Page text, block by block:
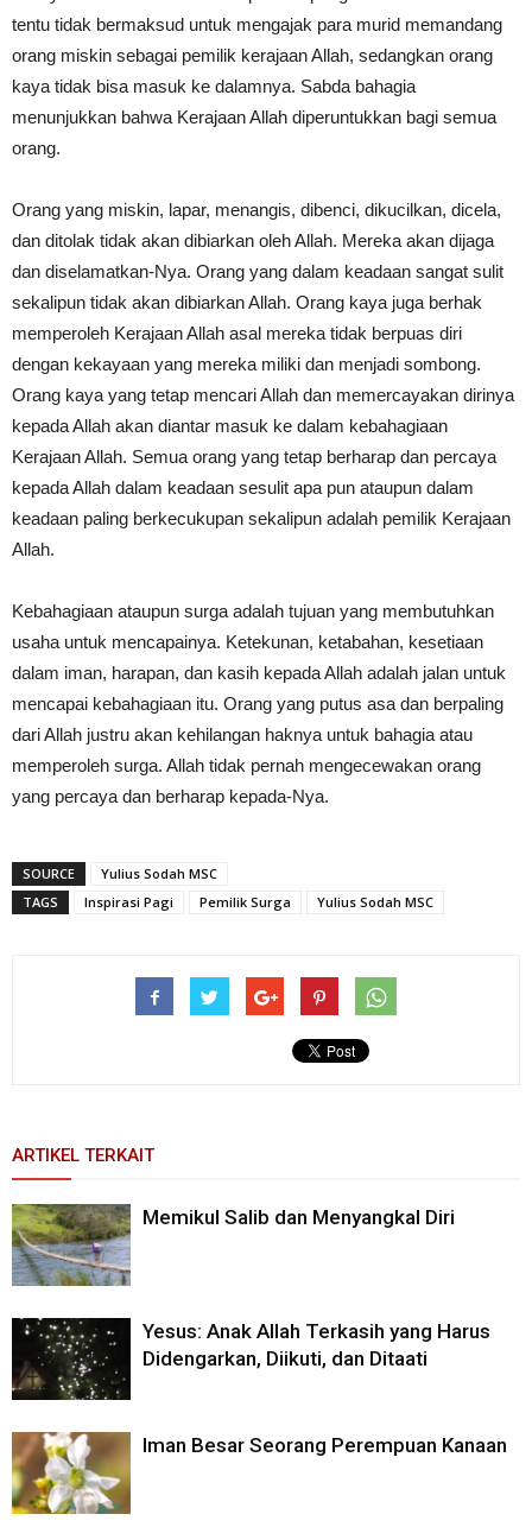
tentu tidak bermaksud untuk mengajak para murid memandang
orang miskin sebagai pemilik kerajaan Allah, sedangkan orang
kaya tidak bisa masuk ke dalamnya. Sabda bahagia
menunjukkan bahwa Kerajaan Allah diperuntukkan bagi semua
orang.
Orang yang miskin, lapar, menangis, dibenci, dikucilkan, dicela,
dan ditolak tidak akan dibiarkan oleh Allah. Mereka akan dijaga
dan diselamatkan-Nya. Orang yang dalam keadaan sangat sulit
sekalipun tidak akan dibiarkan Allah. Orang kaya juga berhak
memperoleh Kerajaan Allah asal mereka tidak berpuas diri
dengan kekayaan yang mereka miliki dan menjadi sombong.
Orang kaya yang tetap mencari Allah dan memercayakan dirinya
kepada Allah akan diantar masuk ke dalam kebahagiaan
Kerajaan Allah. Semua orang yang tetap berharap dan percaya
kepada Allah dalam keadaan sesulit apa pun ataupun dalam
keadaan paling berkecukupan sekalipun adalah pemilik Kerajaan
Allah.
Kebahagiaan ataupun surga adalah tujuan yang membutuhkan
usaha untuk mencapainya. Ketekunan, ketabahan, kesetiaan
dalam iman, harapan, dan kasih kepada Allah adalah jalan untuk
mencapai kebahagiaan itu. Orang yang putus asa dan berpaling
dari Allah justru akan kehilangan haknya untuk bahagia atau
memperoleh surga. Allah tidak pernah mengecewakan orang
yang percaya dan berharap kepada-Nya.
SOURCE
Yulius Sodah MSC
TAGS
Inspirasi Pagi Pemilik Surga Yulius Sodah MSC
ARTIKEL TERKAIT
Memikul Salib dan Menyangkal Diri
Yesus: Anak Allah Terkasih yang Harus
Didengarkan, Diikuti, dan Ditaati
Iman Besar Seorang Perempuan Kanaan